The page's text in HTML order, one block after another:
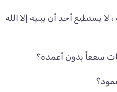
لا يستطيع أحد أن يبنيه إلا الله
سقفاً بدون أعمدة؟